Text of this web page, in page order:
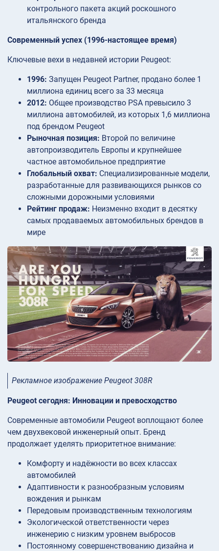
контрольного пакета акций роскошного
итальянского бренда
Современный успех (1996-настоящее время)
Ключевые вехи в недавней истории Peugeot:
1996: Запущен Peugeot Partner, продано более 1
миллиона единиц всего за 33 месяца
2012: Общее производство PSA превысило 3
миллиона автомобилей, из которых 1,6 миллиона
под брендом Peugeot
Рыночная позиция: Второй по величине
автопроизводитель Европы и крупнейшее
частное автомобильное предприятие
Глобальный охват: Специализированные модели,
разработанные для развивающихся рынков со
сложными дорожными условиями
Рейтинг продаж: Неизменно входит в десятку
самых продаваемых автомобильных брендов в
мире
Рекламное изображение Peugeot 308R
Peugeot сегодня: Инновации и превосходство
Современные автомобили Peugeot воплощают более
чем двухвековой инженерный опыт. Бренд
продолжает уделять приоритетное внимание:
Комфорту и надёжности во всех классах
автомобилей
Адаптивности к разнообразным условиям
вождения и рынкам
Передовым производственным технологиям
Экологической ответственности через
инженерию с низким уровнем выбросов
Постоянному совершенствованию дизайна и